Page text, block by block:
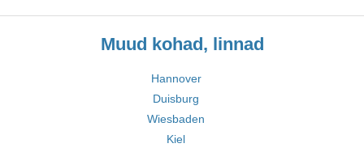
Muud kohad, linnad
Hannover
Duisburg
Wiesbaden
Kiel